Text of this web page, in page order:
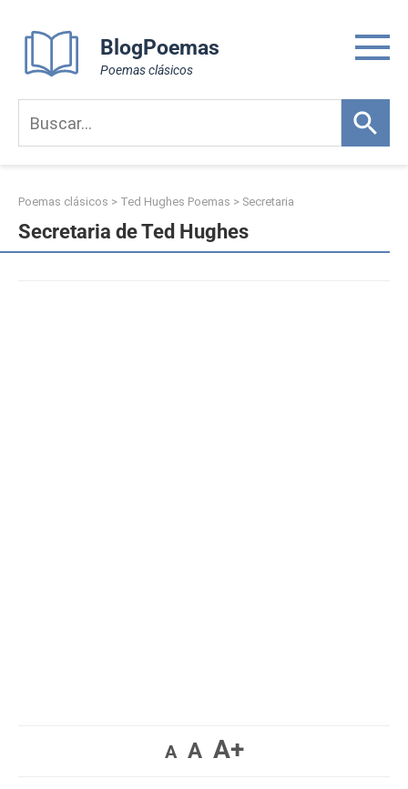
content
BlogPoemas
Poemas clásicos
Poemas clásicos > Ted Hughes Poemas > Secretaria
Secretaria de Ted Hughes
A A A+